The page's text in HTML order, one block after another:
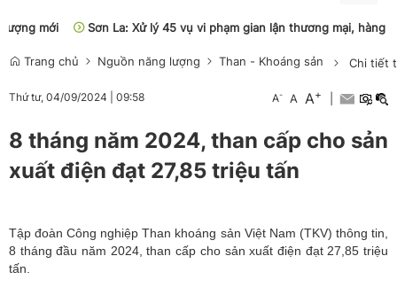
mới
Sơn La: Xử lý 45 vụ vi phạm gian lận thương mại, hàng giả
Trang chủ Nguồn năng lượng Than - Khoáng sản Chi tiết
Thứ tư, 04/09/2024 09:58 A- A A+
8 tháng năm 2024, than cấp cho sản
xuất điện đạt 27,85 triệu tấn
Tập đoàn Công nghiệp Than khoáng sản Việt Nam (TKV) thông tin,
8 tháng đầu năm 2024, than cấp cho sản xuất điện đạt 27,85 triệu
tấn.